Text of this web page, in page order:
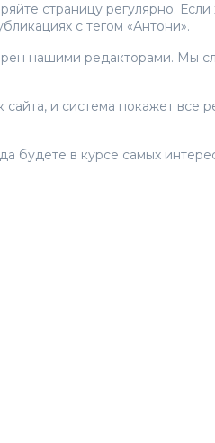
страницу регулярно. Если
с тегом «Антони».
нашими редакторами. Мы
и система покажет все
будете в курсе самых